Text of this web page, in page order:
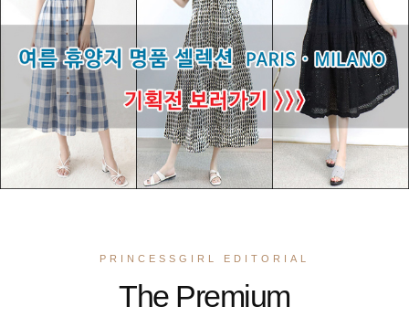
PRINCESSGIRL EDITORIAL
The Premium